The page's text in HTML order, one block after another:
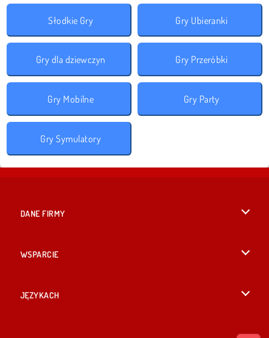
Słodkie Gry Gry Ubieranki
Gry dla dziewczyn Gry Przeróbki
Gry Mobilne Gry Party
Gry Symulatory
DANE FIRMY
WSPARCIE
JĘZYKACH